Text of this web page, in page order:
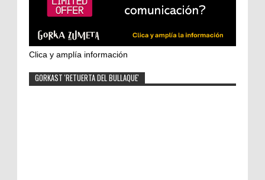
Clica y amplía información
GORKAST 'RETUERTA DEL BULLAQUE'